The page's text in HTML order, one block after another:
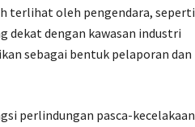
terlihat oleh pengendara, seperti
dekat dengan kawasan industri
sebagai bentuk pelaporan dan
perlindungan pasca-kecelakaan